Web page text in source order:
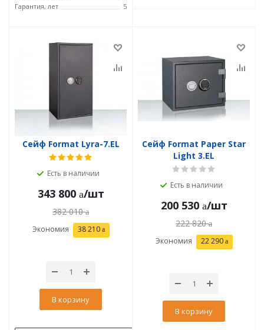
Гарантия, лет
5
Сейф Format Lyra-7.EL
Есть в наличии
343 800 /шт
382 010
Экономия 38 210
В корзину
Сейф Format Paper Star
Light 3.EL
Есть в наличии
200 530 /шт
222 820
Экономия 22 290
В корзину